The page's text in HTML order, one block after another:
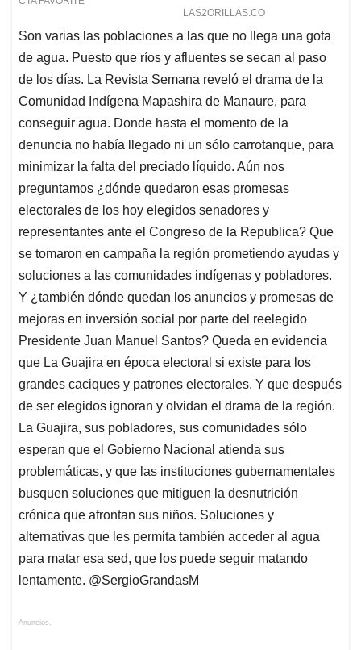
Son varias las poblaciones a las que no llega una gota
de agua. Puesto que ríos y afluentes se secan al paso
de los días. La Revista Semana reveló el drama de la
Comunidad Indígena Mapashira de Manaure, para
conseguir agua. Donde hasta el momento de la
denuncia no había llegado ni un sólo carrotanque, para
minimizar la falta del preciado líquido. Aún nos
preguntamos ¿dónde quedaron esas promesas
electorales de los hoy elegidos senadores y
representantes ante el Congreso de la Republica? Que
se tomaron en campaña la región prometiendo ayudas y
soluciones a las comunidades indígenas y pobladores.
Y ¿también dónde quedan los anuncios y promesas de
mejoras en inversión social por parte del reelegido
Presidente Juan Manuel Santos? Queda en evidencia
que La Guajira en época electoral si existe para los
grandes caciques y patrones electorales. Y que después
de ser elegidos ignoran y olvidan el drama de la región.
La Guajira, sus pobladores, sus comunidades sólo
esperan que el Gobierno Nacional atienda sus
problemáticas, y que las instituciones gubernamentales
busquen soluciones que mitiguen la desnutrición
crónica que afrontan sus niños. Soluciones y
alternativas que les permita también acceder al agua
para matar esa sed, que los puede seguir matando
lentamente. @SergioGrandasM
Anuncios.